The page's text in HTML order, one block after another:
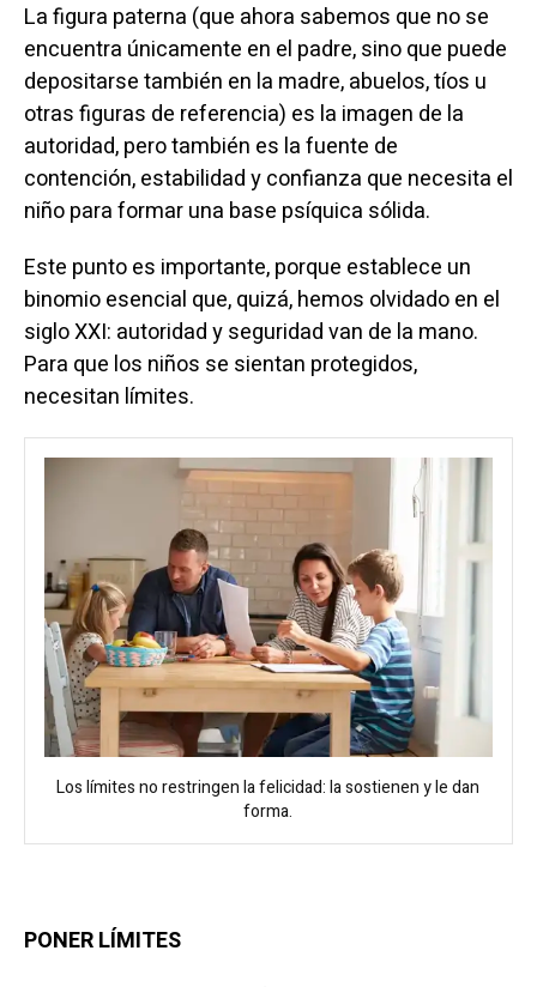
La figura paterna (que ahora sabemos que no se
encuentra únicamente en el padre, sino que puede
depositarse también en la madre, abuelos, tíos u
otras figuras de referencia) es la imagen de la
autoridad, pero también es la fuente de
contención, estabilidad y confianza que necesita el
niño para formar una base psíquica sólida.
Este punto es importante, porque establece un
binomio esencial que, quizá, hemos olvidado en el
siglo XXI: autoridad y seguridad van de la mano.
Para que los niños se sientan protegidos,
necesitan límites.
Los límites no restringen la felicidad: la sostienen y le dan
forma.
PONER LÍMITES